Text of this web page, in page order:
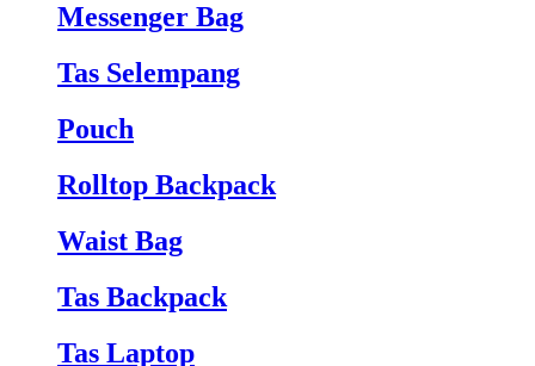
Messenger Bag
Tas Selempang
Pouch
Rolltop Backpack
Waist Bag
Tas Backpack
Tas Laptop